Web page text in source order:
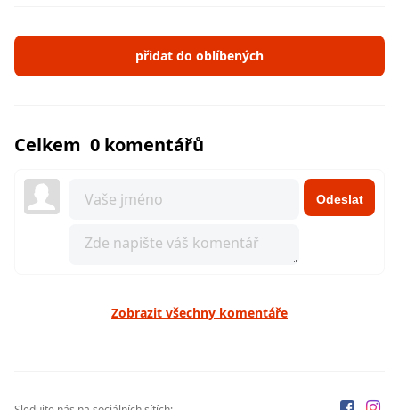
přidat do oblíbených
Celkem 0 komentářů
Odeslat
Zobrazit všechny komentáře